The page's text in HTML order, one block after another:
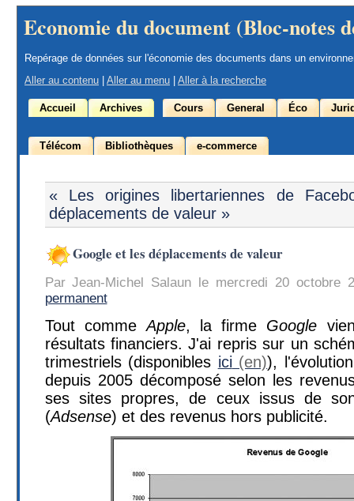
Economie du document (Bloc-notes
Repérage de données sur l'économie des documents dans un
Aller au contenu
Aller au menu Aller à la recherche
Accueil Archives Cours General Éco
Télécom Bibliothèques e-commerce
« Les origines libertariennes de
déplacements de valeur »
Google et les déplacements de valeur
Par Jean-Michel Salaun le mercredi 20 octobre
permanent
Tout commeApple, la firme Google
résultats financiers. J'ai repris sur un
trimestriels (disponibles ici
),
depuis 2005 décomposé selon les
ses sites propres, de ceux issus de
(Adsense) et des revenus hors publicité.